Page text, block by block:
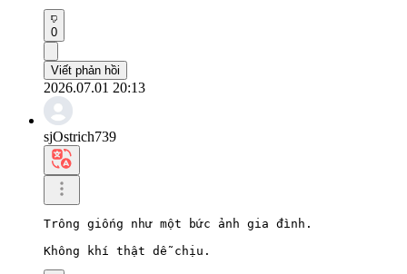
0
Viết phản hồi
2026.07.01 20:13
sjOstrich739
Trông giống như một bức ảnh gia đình.
Không khí thật dễ chịu.